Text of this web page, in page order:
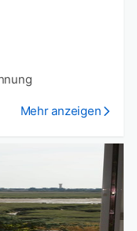
Mehr anzeigen